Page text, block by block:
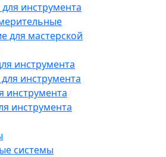
инструмента
для мастерской
инструмента
инструмента
инструмента
инструмента
системы